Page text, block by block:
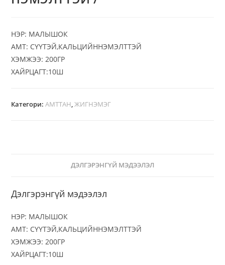
НЭР: МАЛЫШОК
АМТ: СҮҮТЭЙ,КАЛЬЦИЙННЭМЭЛТТЭЙ
ХЭМЖЭЭ: 200ГР
ХАЙРЦАГТ:10Ш
Категори:АМТТАН,ЖИГНЭМЭГ
ДЭЛГЭРЭНГҮЙ МЭДЭЭЛЭЛ
Дэлгэрэнгүй мэдээлэл
НЭР: МАЛЫШОК
АМТ: СҮҮТЭЙ,КАЛЬЦИЙННЭМЭЛТТЭЙ
ХЭМЖЭЭ: 200ГР
ХАЙРЦАГТ:10Ш